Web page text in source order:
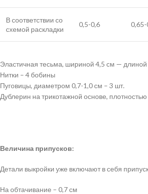
В соответствии со
схемой раскладки
0,5-0,6 0,65-
Эластичная тесьма, шириной 4,5 см — длиной
Нитки – 4 бобины
Пуговицы, диаметром 0,7-1,0 см – 3 шт.
Дублерин на трикотажной основе,
Величина припусков:
Детали выкройки уже включают в себя
На обтачивание – 0,7 см